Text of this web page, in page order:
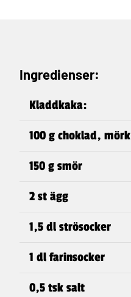
Ingredienser:
Kladdkaka:
100 g choklad, mörk
150 g smör
2 st ägg
1,5 dl strösocker
1 dl farinsocker
0,5 tsk salt